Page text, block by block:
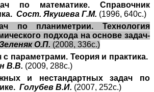
по математике. Справочник
Сост. Якушева Г.М. (1996, 640с.)
по планиметрии. Технология
подхода на основе задач-
О.П. (2008, 336с.)
с параметрами. Теория и практика.
В.В. (2009, 288с.)
и нестандартных задач по
Голубев В.И. (2007, 252с.)